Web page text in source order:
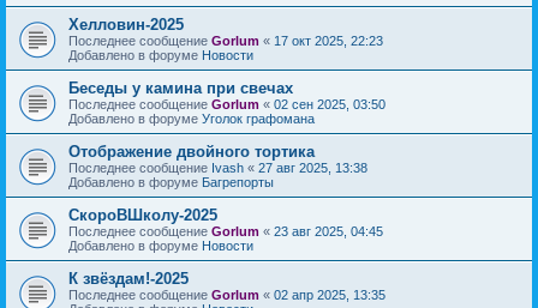
Хелловин-2025
Последнее сообщение Gorlum « 17 окт 2025, 22:23
Добавлено в форуме Новости
Беседы у камина при свечах
Последнее сообщение Gorlum « 02 сен 2025, 03:50
Добавлено в форуме Уголок графомана
Отображение двойного тортика
Последнее сообщение Ivash « 27 авг 2025, 13:38
Добавлено в форуме Багрепорты
СкороВШколу-2025
Последнее сообщение Gorlum « 23 авг 2025, 04:45
Добавлено в форуме Новости
К звёздам!-2025
Последнее сообщение Gorlum « 02 апр 2025, 13:35